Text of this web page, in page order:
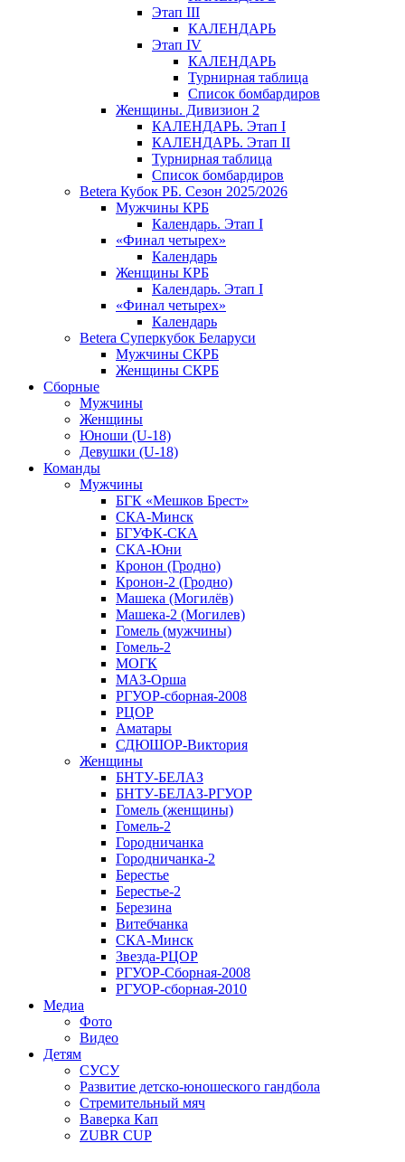
Этап III
КАЛЕНДАРЬ
Этап IV
КАЛЕНДАРЬ
Турнирная таблица
Список бомбардиров
Женщины. Дивизион 2
КАЛЕНДАРЬ. Этап I
КАЛЕНДАРЬ. Этап II
Турнирная таблица
Список бомбардиров
Betera Кубок РБ. Сезон 2025/2026
Мужчины КРБ
Календарь. Этап I
«Финал четырех»
Календарь
Женщины КРБ
Календарь. Этап I
«Финал четырех»
Календарь
Betera Суперкубок Беларуси
Мужчины СКРБ
Женщины СКРБ
Сборные
Мужчины
Женщины
Юноши (U-18)
Девушки (U-18)
Команды
Мужчины
БГК «Мешков Брест»
СКА-Минск
БГУФК-СКА
СКА-Юни
Кронон (Гродно)
Кронон-2 (Гродно)
Машека (Могилёв)
Машека-2 (Могилев)
Гомель (мужчины)
Гомель-2
МОГК
МАЗ-Орша
РГУОР-сборная-2008
РЦОР
Аматары
СДЮШОР-Виктория
Женщины
БНТУ-БЕЛАЗ
БНТУ-БЕЛАЗ-РГУОР
Гомель (женщины)
Гомель-2
Городничанка
Городничанка-2
Берестье
Берестье-2
Березина
Витебчанка
СКА-Минск
Звезда-РЦОР
РГУОР-Сборная-2008
РГУОР-сборная-2010
Медиа
Фото
Видео
Детям
СУСУ
Развитие детско-юношеского гандбола
Стремительный мяч
Ваверка Кап
ZUBR CUP